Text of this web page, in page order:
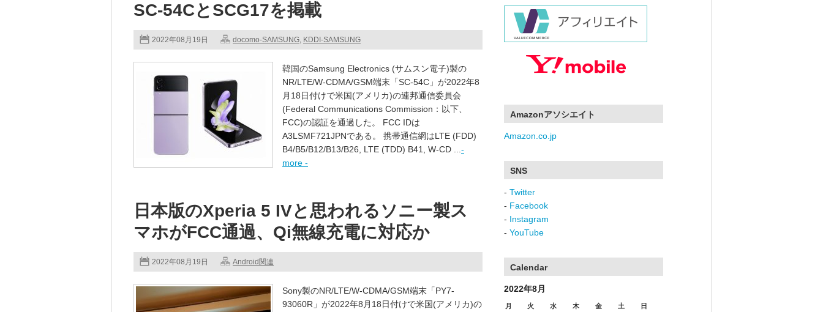
SC-54CとSCG17を掲載
2022年08月19日 docomo-SAMSUNG, KDDI-SAMSUNG
韓国のSamsung Electronics (サムスン電子)製の
NR/LTE/W-CDMA/GSM端末「SC-54C」が2022年8
月18日付けで米国(アメリカ)の連邦通信委員会
(Federal Communications Commission：以下、
FCC)の認証を通過した。 FCC IDは
A3LSMF721JPNである。 携帯通信網はLTE (FDD)
B4/B5/B12/B13/B26, LTE (TDD) B41, W-CD ... -
more -
日本版のXperia 5 IVと思われるソニー製ス
マホがFCC通過、Qi無線充電に対応か
2022年08月19日 Android関連
Sony製のNR/LTE/W-CDMA/GSM端末「PY7-
93060R」が2022年8月18日付けで米国(アメリカ)の
Amazonアソシエイト
Amazon.co.jp
SNS
- Twitter
- Facebook
- Instagram
- YouTube
Calendar
2022年8月
月 火 水 木 金 土 日